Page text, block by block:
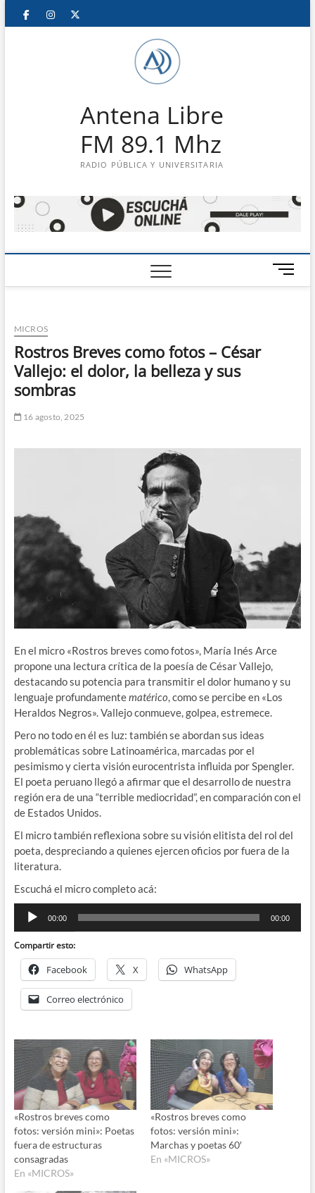
Saltar
FacebookInstagram
Antena Libre
FM 89.1 Mhz
RADIO PÚBLICA Y UNIVERSITARIA
B
o
MICROS
Rostros Breves como fotos – César
Vallejo: el dolor, la belleza y sus
sombras
16 agosto, 2025
En el micro «Rostros breves como fotos», María Inés Arce
propone una lectura crítica de la poesía de César Vallejo,
destacando su potencia para transmitir el dolor humano y su
lenguaje profundamentematérico, como se percibe en «Los
Heraldos Negros». Vallejo conmueve, golpea, estremece.
Pero no todo en él es luz: también se abordan sus ideas
problemáticas sobre Latinoamérica, marcadas por el
pesimismo y cierta visión eurocentrista influida por Spengler.
El poeta peruano llegó a afirmar que el desarrollo de nuestra
región era de una “terrible mediocridad”, en comparación con el
de Estados Unidos.
El micro también reflexiona sobre su visión elitista del rol del
poeta, despreciando a quienes ejercen oficios por fuera de la
literatura.
Escuchá el micro completo acá:
Reproductor
audio
00:00 00:00
Compartir esto:
Facebook X WhatsApp
Correo electrónico
«Rostros breves como
fotos: versión mini»: Poetas
fuera de estructuras
consagradas
En «MICROS»
«Rostros breves como
fotos: versión mini»:
Marchas y poetas 60′
En «MICROS»